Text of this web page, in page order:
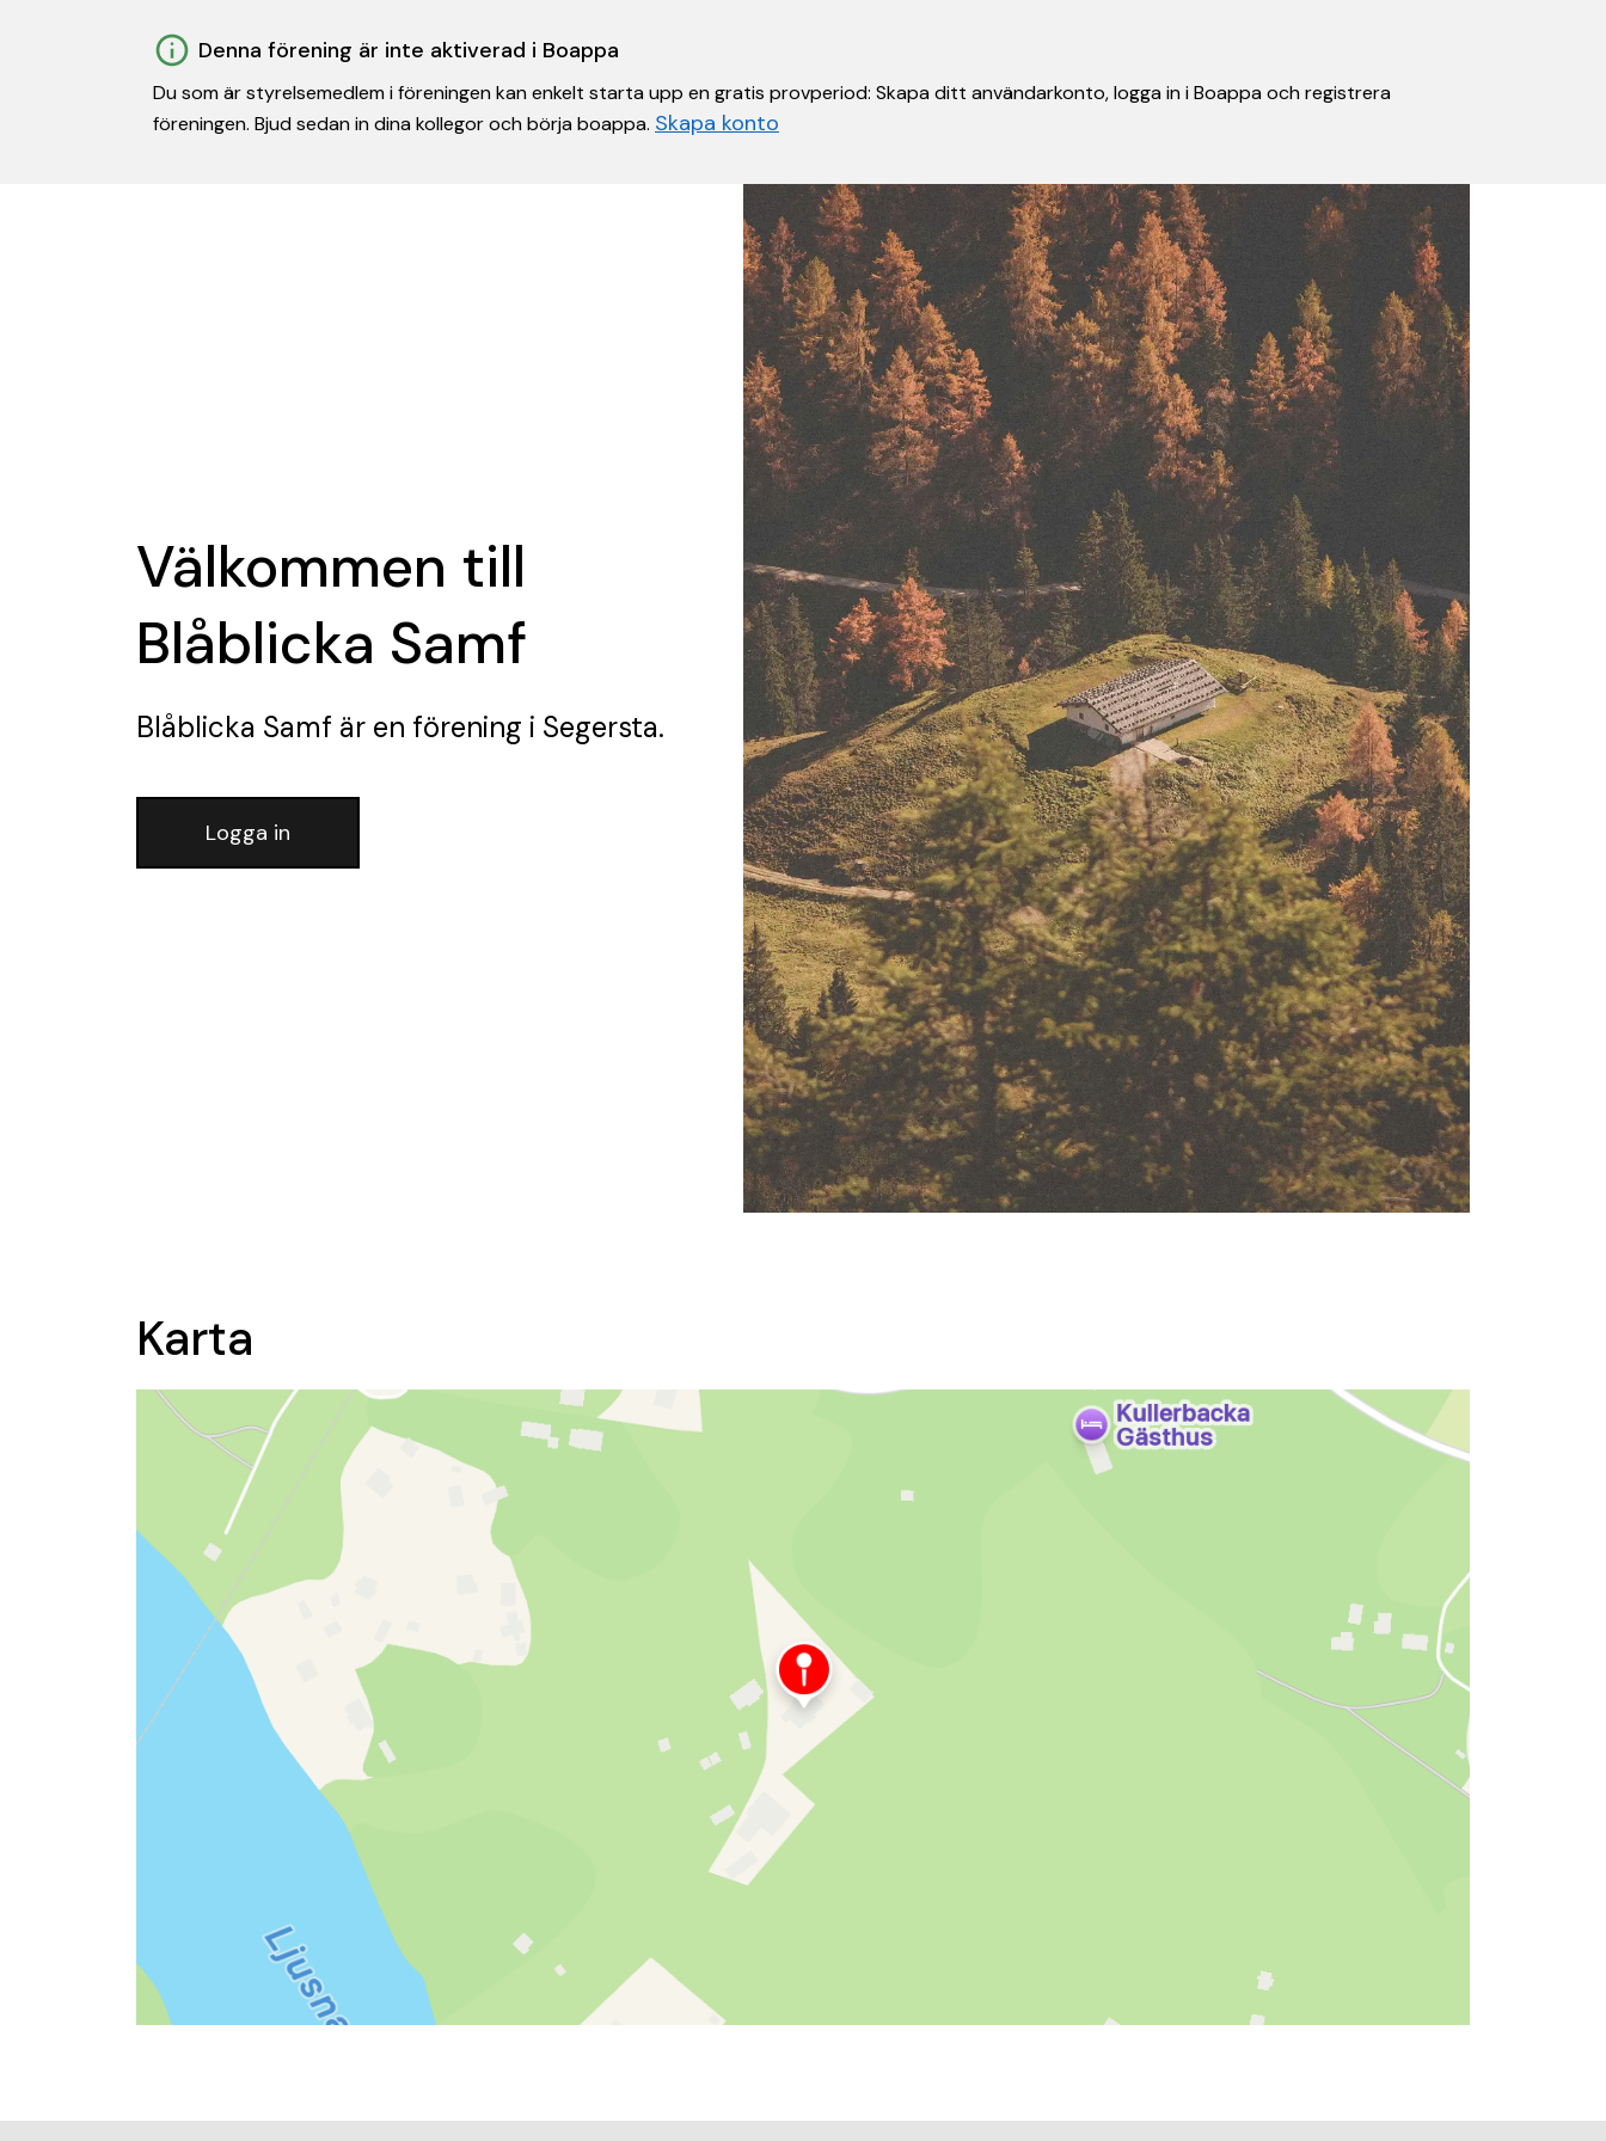
Denna förening är inte aktiverad i Boappa
Du som är styrelsemedlem i föreningen kan enkelt starta upp en gratis provperiod: Skapa ditt användarkonto, logga in i Boappa och registrera
föreningen. Bjud sedan in dina kollegor och börja boappa. Skapa konto
Välkommen till
Blåblicka Samf
Blåblicka Samf är en förening i Segersta.
Logga in
Karta